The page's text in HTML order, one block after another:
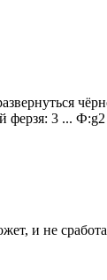
ферзя: 3 ...
и не